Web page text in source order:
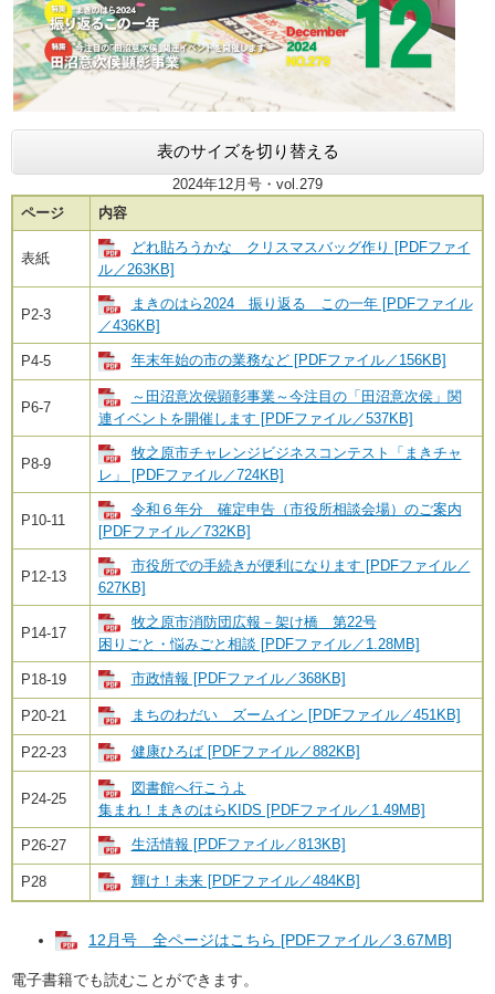
表のサイズを切り替える
2024年12月号・vol.279
ページ
内容
表紙
どれ貼ろうかな クリスマスバッグ作り [PDFファイ
ル／263KB]
P2-3
まきのはら2024 振り返る この一年 [PDFファイル
／436KB]
P4-5 年末年始の市の業務など [PDFファイル／156KB]
P6-7
～田沼意次侯顕彰事業～今注目の「田沼意次侯」関
連イベントを開催します [PDFファイル／537KB]
P8-9
牧之原市チャレンジビジネスコンテスト「まきチャ
レ」 [PDFファイル／724KB]
P10-11
令和６年分 確定申告（市役所相談会場）のご案内
[PDFファイル／732KB]
P12-13
市役所での手続きが便利になります [PDFファイル／
627KB]
P14-17
牧之原市消防団広報－架け橋 第22号
困りごと・悩みごと相談 [PDFファイル／1.28MB]
P18-19 市政情報 [PDFファイル／368KB]
P20-21 まちのわだい ズームイン [PDFファイル／451KB]
P22-23 健康ひろば [PDFファイル／882KB]
P24-25
図書館へ行こうよ
集まれ！まきのはらKIDS [PDFファイル／1.49MB]
P26-27 生活情報 [PDFファイル／813KB]
​P28 輝け！未来 [PDFファイル／484KB]
12月号 全ページはこちら [PDFファイル／3.67MB]
電子書籍でも読むことができます。